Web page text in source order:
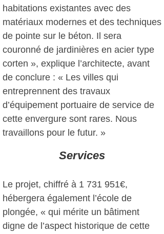
habitations existantes avec des
matériaux modernes et des techniques
de pointe sur le béton. Il sera
couronné de jardinières en acier type
corten », explique l’architecte, avant
de conclure : « Les villes qui
entreprennent des travaux
d’équipement portuaire de service de
cette envergure sont rares. Nous
travaillons pour le futur. »
Services
Le projet, chiffré à 1 731 951€,
hébergera également l’école de
plongée, « qui mérite un bâtiment
digne de l’aspect historique de cette